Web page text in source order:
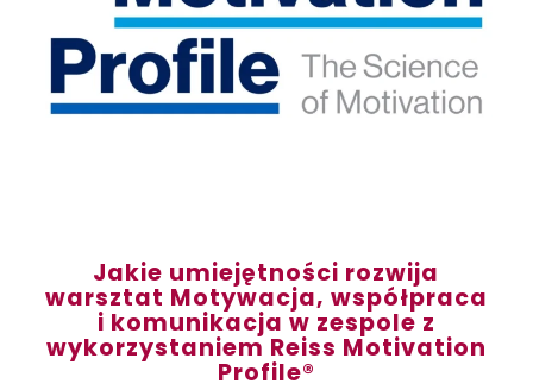
Jakie umiejętności rozwija
warsztat Motywacja, współpraca
i komunikacja w zespole z
wykorzystaniem Reiss Motivation
Profile®